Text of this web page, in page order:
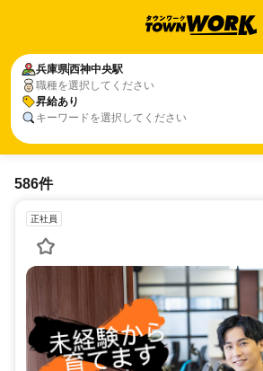
兵庫県西神中央駅
職種を選択してください
昇給あり
キーワードを選択してください
586件
正社員